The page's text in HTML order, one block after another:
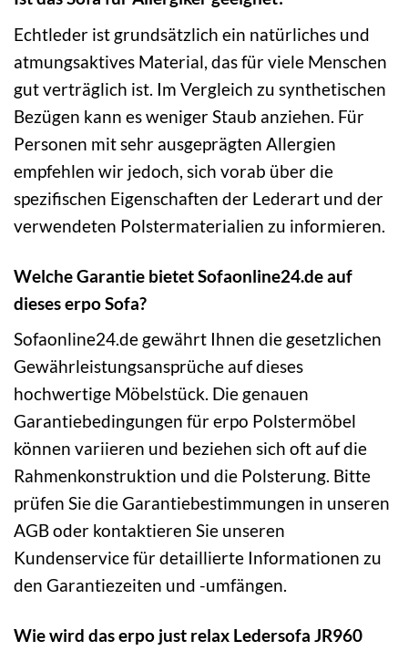
Echtleder ist grundsätzlich ein natürliches und
atmungsaktives Material, das für viele Menschen
gut verträglich ist. Im Vergleich zu synthetischen
Bezügen kann es weniger Staub anziehen. Für
Personen mit sehr ausgeprägten Allergien
empfehlen wir jedoch, sich vorab über die
spezifischen Eigenschaften der Lederart und der
verwendeten Polstermaterialien zu informieren.
Welche Garantie bietet Sofaonline24.de auf
dieses erpo Sofa?
Sofaonline24.de gewährt Ihnen die gesetzlichen
Gewährleistungsansprüche auf dieses
hochwertige Möbelstück. Die genauen
Garantiebedingungen für erpo Polstermöbel
können variieren und beziehen sich oft auf die
Rahmenkonstruktion und die Polsterung. Bitte
prüfen Sie die Garantiebestimmungen in unseren
AGB oder kontaktieren Sie unseren
Kundenservice für detaillierte Informationen zu
den Garantiezeiten und -umfängen.
Wie wird das erpo just relax Ledersofa JR960